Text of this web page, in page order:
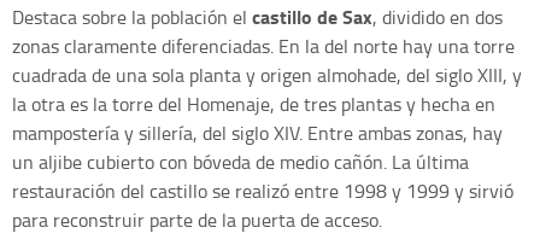
Destaca sobre la población el castillo de Sax, dividido en dos
zonas claramente diferenciadas. En la del norte hay una torre
cuadrada de una sola planta y origen almohade, del siglo XIII, y
la otra es la torre del Homenaje, de tres plantas y hecha en
mampostería y sillería, del siglo XIV. Entre ambas zonas, hay
un aljibe cubierto con bóveda de medio cañón. La última
restauración del castillo se realizó entre 1998 y 1999 y sirvió
para reconstruir parte de la puerta de acceso.